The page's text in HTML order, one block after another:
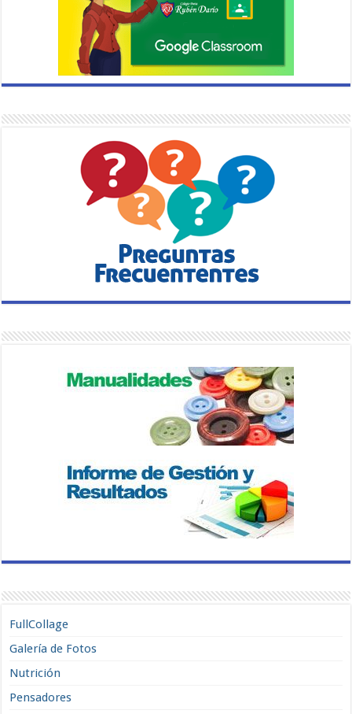
FullCollage
Galería de Fotos
Nutrición
Pensadores